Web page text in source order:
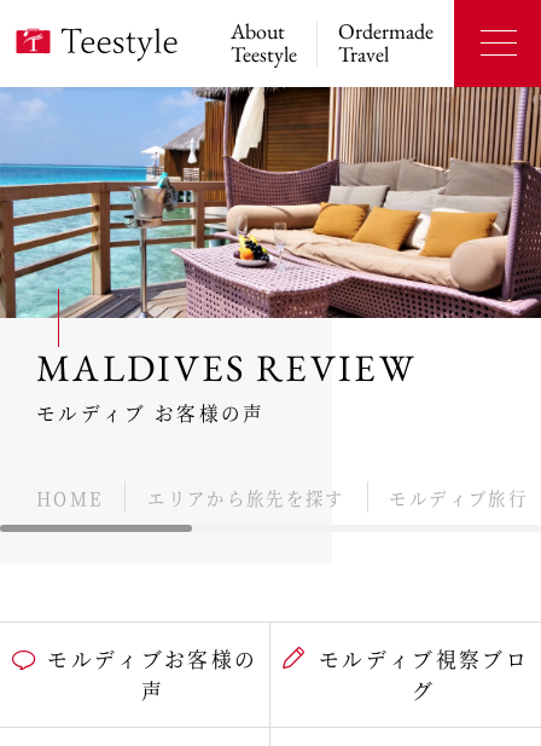
About
Teestyle
Ordermade
Travel
MALDIVES REVIEW
モルディブ お客様の声
HOME エリアから旅先を探す モルディブ旅行
モルディブお客様の
声
モルディブ視察ブロ
グ